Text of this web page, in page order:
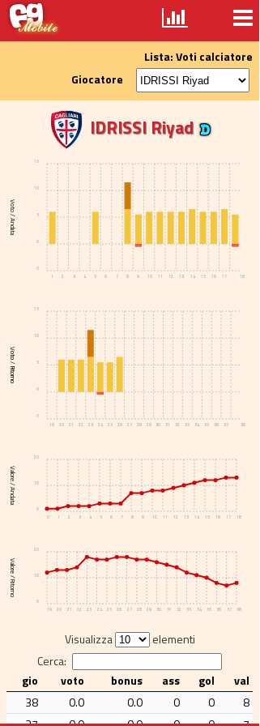
Lista: Voti calciatore
Giocatore
IDRISSI Riyad
Voto / Andata
1 2 3 4 5 6 7 8 9 10 11 12 13 14 15 16 17 18
-5
0
5
10
15
Voto / Ritorno
19 20 21 22 23 24 25 26 27 28 29 30 31 32 33 34 35 36 37 38
-5
0
5
10
15
Valore / Andata
0 1 2 3 4 5 6 7 8 9 10 11 12 13 14 15 16 17 18
0
10
20
Valore / Ritorno
19 20 21 22 23 24 25 26 27 28 29 30 31 32 33 34 35 36 37 38
0
10
20
Visualizza
elementi
Cerca:
gio
voto bonus ass gol
val
38
0.0 0.0 0 0
8